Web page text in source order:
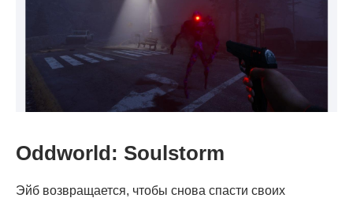
Oddworld: Soulstorm
Эйб возвращается, чтобы снова спасти своих